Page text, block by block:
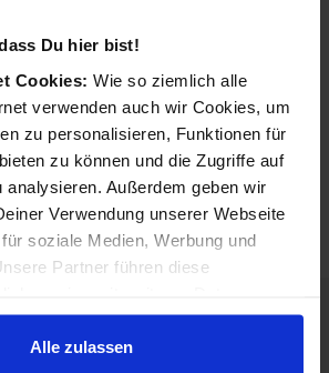
Du hier bist!
Cookies: Wie so ziemlich alle
verwenden auch wir Cookies, um
zu personalisieren, Funktionen für
zu können und die Zugriffe auf
analysieren. Außerdem geben wir
Verwendung unserer Webseite
soziale Medien, Werbung und
Partner führen diese
ihnen bereitgestellt hast oder die sie
Nutzung der Dienste gesammelt
Alle zulassen